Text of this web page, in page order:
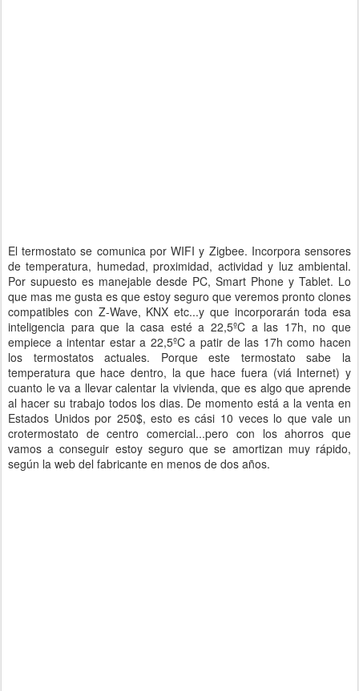
El termostato se comunica por WIFI y Zigbee. Incorpora sensores
de temperatura, humedad, proximidad, actividad y luz ambiental.
Por supuesto es manejable desde PC, Smart Phone y Tablet. Lo
que mas me gusta es que estoy seguro que veremos pronto clones
compatibles con Z-Wave, KNX etc...y que incorporarán toda esa
inteligencia para que la casa esté a 22,5ºC a las 17h, no que
empiece a intentar estar a 22,5ºC a patir de las 17h como hacen
los termostatos actuales. Porque este termostato sabe la
temperatura que hace dentro, la que hace fuera (viá Internet) y
cuanto le va a llevar calentar la vivienda, que es algo que aprende
al hacer su trabajo todos los dias. De momento está a la venta en
Estados Unidos por 250$, esto es cási 10 veces lo que vale un
crotermostato de centro comercial...pero con los ahorros que
vamos a conseguir estoy seguro que se amortizan muy rápido,
según la web del fabricante en menos de dos años.